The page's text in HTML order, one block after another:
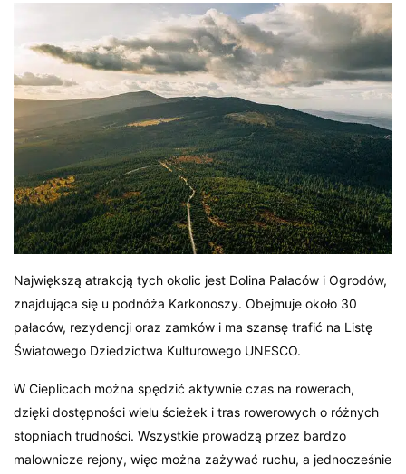
Największą atrakcją tych okolic jest Dolina Pałaców i Ogrodów,
znajdująca się u podnóża Karkonoszy. Obejmuje około 30
pałaców, rezydencji oraz zamków i ma szansę trafić na Listę
Światowego Dziedzictwa Kulturowego UNESCO.
W Cieplicach można spędzić aktywnie czas na rowerach,
dzięki dostępności wielu ścieżek i tras rowerowych o różnych
stopniach trudności. Wszystkie prowadzą przez bardzo
malownicze rejony, więc można zażywać ruchu, a jednocześnie